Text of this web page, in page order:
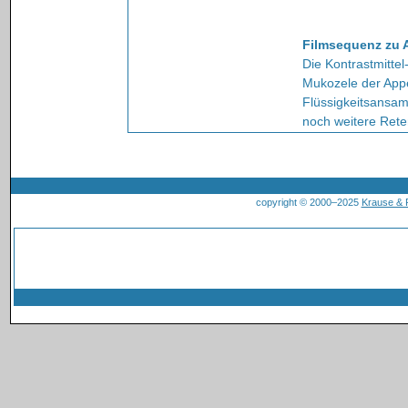
Filmsequenz zu
Die
Mukozele der
noch weitere
copyright © 2000–2025 Krause &